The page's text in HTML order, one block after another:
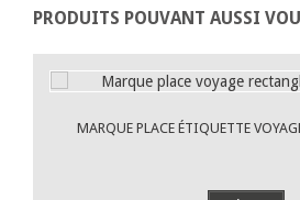
MARQUE PLACE ÉTIQUETTE